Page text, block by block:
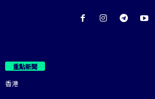
重點新聞
香港